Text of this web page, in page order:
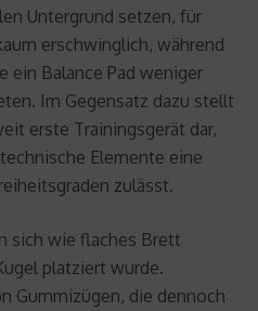
Untergrund setzen, für
erschwinglich, während
ein Balance Pad weniger
Im Gegensatz dazu stellt
erste Trainingsgerät dar,
Elemente eine
zulässt.
sich wie flaches Brett
platziert wurde.
Gummizügen, die dennoch